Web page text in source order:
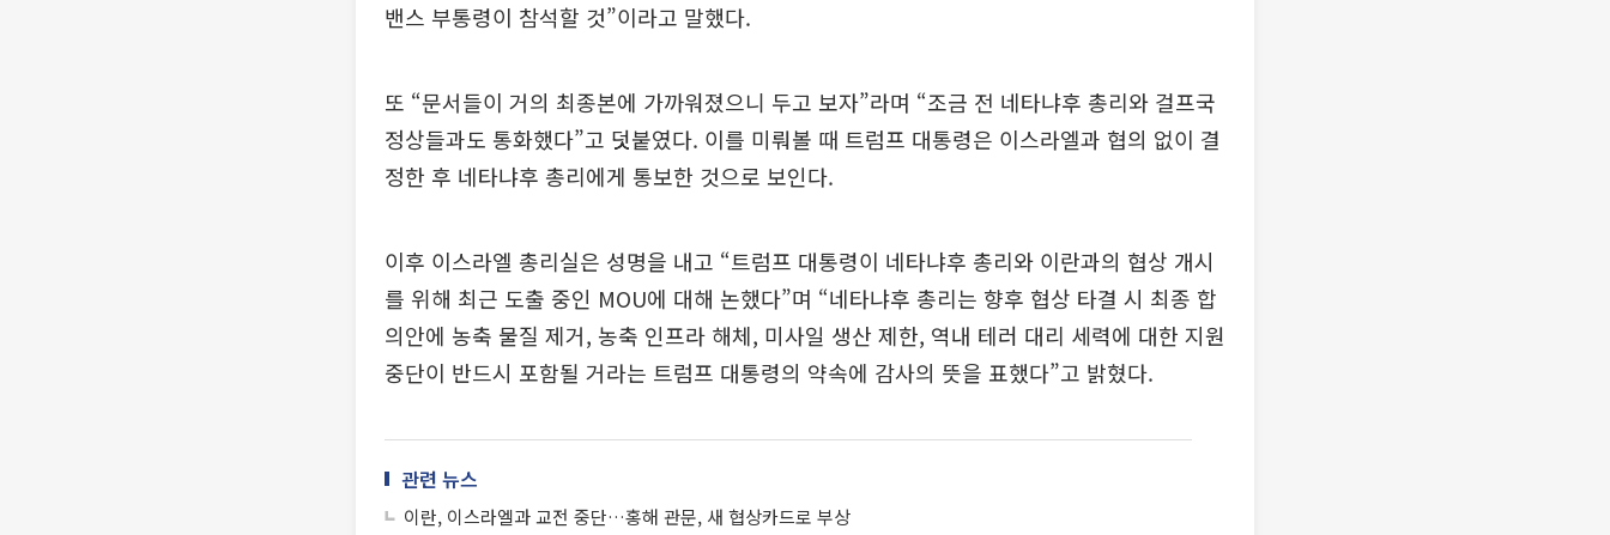
밴스 부통령이 참석할 것”이라고 말했다.
또 “문서들이 거의 최종본에 가까워졌으니 두고 보자”라며 “조금 전 네타냐후 총리와 걸프국
정상들과도 통화했다”고 덧붙였다. 이를 미뤄볼 때 트럼프 대통령은 이스라엘과 협의 없이 결
정한 후 네타냐후 총리에게 통보한 것으로 보인다.
이후 이스라엘 총리실은 성명을 내고 “트럼프 대통령이 네타냐후 총리와 이란과의 협상 개시
를 위해 최근 도출 중인 MOU에 대해 논했다”며 “네타냐후 총리는 향후 협상 타결 시 최종 합
의안에 농축 물질 제거, 농축 인프라 해체, 미사일 생산 제한, 역내 테러 대리 세력에 대한 지원
중단이 반드시 포함될 거라는 트럼프 대통령의 약속에 감사의 뜻을 표했다”고 밝혔다.
관련 뉴스
이란, 이스라엘과 교전 중단…홍해 관문, 새 협상카드로 부상